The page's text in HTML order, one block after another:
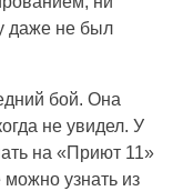
даже не был
бой. Она
не увидел. У
на «Приют 11»
узнать из